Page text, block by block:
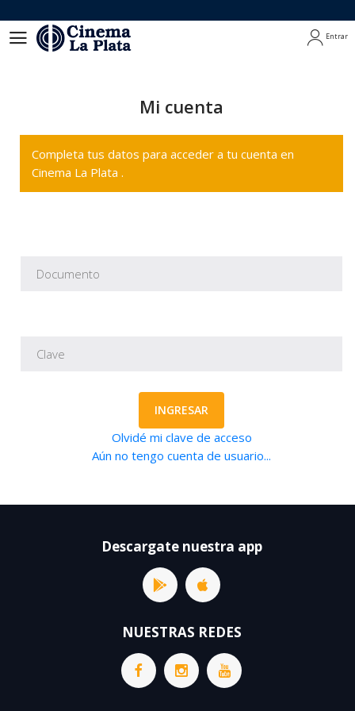
Entrar
Mi cuenta
Completa tus datos para acceder a tu cuenta en
Cinema La Plata .
INGRESAR
Olvidé mi clave de acceso
Aún no tengo cuenta de usuario...
Descargate nuestra app
NUESTRAS REDES